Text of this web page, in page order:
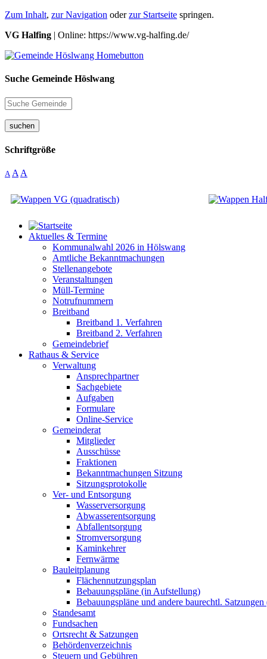
Zum Inhalt, zur Navigation oderzur Startseite springen.
VG Halfing | Online: https://www.vg-halfing.de/
Suche Gemeinde Höslwang
suchen
Schriftgröße
A A A
Aktuelles & Termine
Kommunalwahl 2026 in Hölswang
Amtliche Bekanntmachungen
Stellenangebote
Veranstaltungen
Müll-Termine
Notrufnummern
Breitband
Breitband 1. Verfahren
Breitband 2. Verfahren
Gemeindebrief
Rathaus & Service
Verwaltung
Ansprechpartner
Sachgebiete
Aufgaben
Formulare
Online-Service
Gemeinderat
Mitglieder
Ausschüsse
Fraktionen
Bekanntmachungen Sitzung
Sitzungsprotokolle
Ver- und Entsorgung
Wasserversorgung
Abwasserentsorgung
Abfallentsorgung
Stromversorgung
Kaminkehrer
Fernwärme
Bauleitplanung
Flächennutzungsplan
Bebauungspläne (in Aufstellung)
Bebauungspläne und andere baurechtl.
Standesamt
Fundsachen
Ortsrecht & Satzungen
Behördenverzeichnis
Steuern und Gebühren